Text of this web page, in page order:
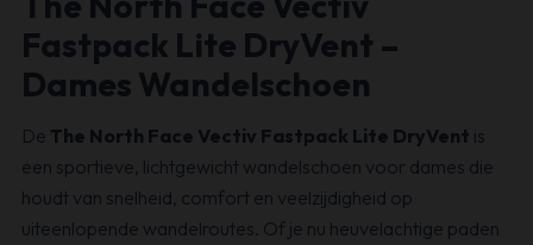
Fastpack Lite DryVent –
Dames Wandelschoen
De The North Face Vectiv Fastpack Lite DryVent is
een sportieve, lichtgewicht wandelschoen voor dames die
houdt van snelheid, comfort en veelzijdigheid op
uiteenlopende wandelroutes. Of je nu heuvelachtige paden